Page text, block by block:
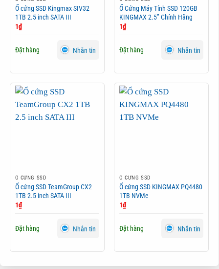
Ổ cứng SSD Kingmax SIV32
1TB 2.5 inch SATA III
1₫
Đặt hàng Nhắn tin
Ổ Cứng Máy Tính SSD 120GB
KINGMAX 2.5” Chính Hãng
1₫
Đặt hàng Nhắn tin
Ổ CỨNG SSD
Ổ cứng SSD TeamGroup CX2
1TB 2.5 inch SATA III
1₫
Đặt hàng Nhắn tin
Ổ CỨNG SSD
Ổ cứng SSD KINGMAX PQ4480
1TB NVMe
1₫
Đặt hàng Nhắn tin